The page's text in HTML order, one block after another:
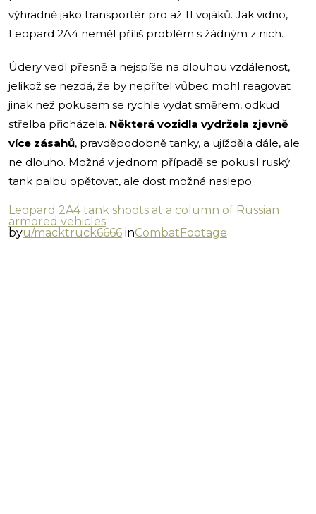
výhradně jako transportér pro až 11 vojáků. Jak vidno,
Leopard 2A4 neměl příliš problém s žádným z nich.
Údery vedl přesně a nejspíše na dlouhou vzdálenost,
jelikož se nezdá, že by nepřítel vůbec mohl reagovat
jinak než pokusem se rychle vydat směrem, odkud
střelba přicházela. Některá vozidla vydržela zjevně
více zásahů, pravděpodobně tanky, a ujížděla dále, ale
ne dlouho. Možná v jednom případě se pokusil ruský
tank palbu opětovat, ale dost možná naslepo.
Leopard 2A4 tank shoots at a column of Russian
armored vehicles
byu/macktruck6666 inCombatFootage